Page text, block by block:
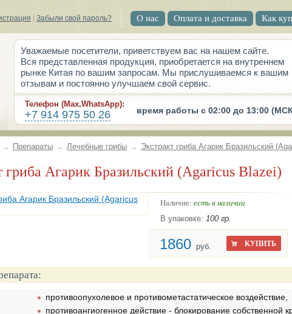
Забыли свой пароль? О нас Оплата и доставка Как
Уважаемые посетители, приветствуем вас на нашем сайте.
Вся представленная продукция, приобретается на внутреннем
рынке Китая по вашим запросам. Мы прислушиваемся к вашим
отзывам и постоянно улучшаем свой сервис.
Телефон (Max,WhatsApp):
+7 914 975 50 26 время работы с 02:00 до 13:00
→ Препараты → Лечебные грибы → Экстракт гриба Агарик Бразильский
гриба Агарик Бразильский (Agaricus Blazei)
Наличие: есть в наличии
В упаковке: 100 гр.
1860 руб. КУПИТЬ
про­тивоопухолевое и противометастатическое воздействие,
противоангиогенное действие - блоки­рование собственной